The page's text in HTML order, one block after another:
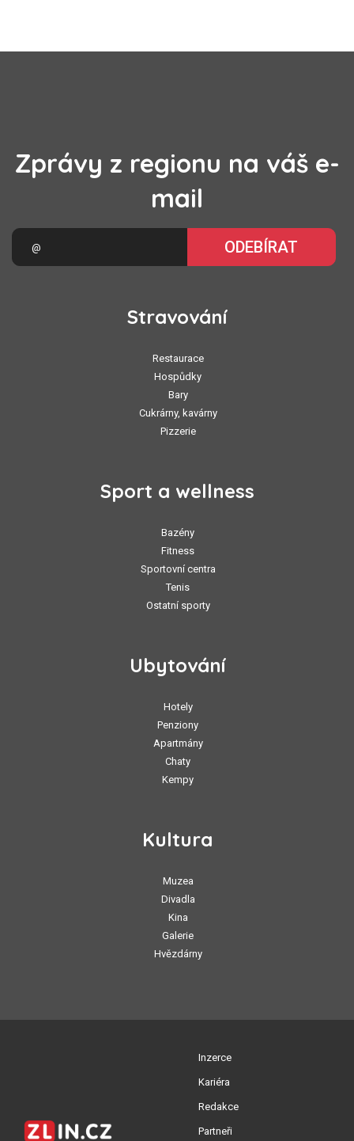
Zprávy z regionu na váš e-
mail
ODEBÍRAT
Stravování
Restaurace
Hospůdky
Bary
Cukrárny, kavárny
Pizzerie
Sport a wellness
Bazény
Fitness
Sportovní centra
Tenis
Ostatní sporty
Ubytování
Hotely
Penziony
Apartmány
Chaty
Kempy
Kultura
Muzea
Divadla
Kina
Galerie
Hvězdárny
Inzerce
Kariéra
Redakce
Partneři